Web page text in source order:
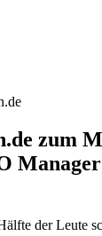
zum
der Leute